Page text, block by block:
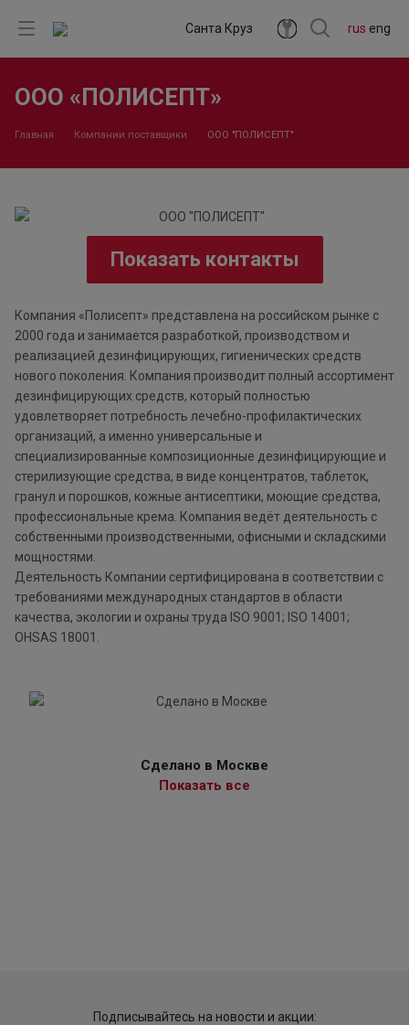
rus eng
Санта Круз
ООО «ПОЛИСЕПТ»
Главная Компании поставщики ООО "ПОЛИСЕПТ"
Показать контакты
Компания «Полисепт» представлена на российском рынке с
2000 года и занимается разработкой, производством и
реализацией дезинфицирующих, гигиенических средств
нового поколения. Компания производит полный ассортимент
дезинфицирующих средств, который полностью
удовлетворяет потребность лечебно-профилактических
организаций, а именно универсальные и
специализированные композиционные дезинфицирующие и
стерилизующие средства, в виде концентратов, таблеток,
гранул и порошков, кожные антисептики, моющие средства,
профессиональные крема. Компания ведёт деятельность c
собственными производственными, офисными и складскими
мощностями.
Деятельность Компании сертифицирована в соответствии с
требованиями международных стандартов в области
качества, экологии и охраны труда ISO 9001; ISO 14001;
OHSAS 18001.
Сделано в Москве
Показать все
Подписывайтесь на новости и акции: